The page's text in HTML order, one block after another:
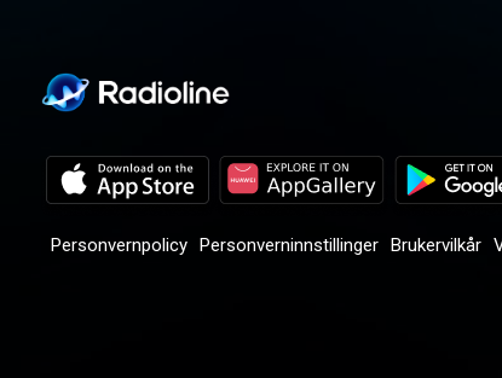
Personvernpolicy Personverninnstillinger Brukervilkår